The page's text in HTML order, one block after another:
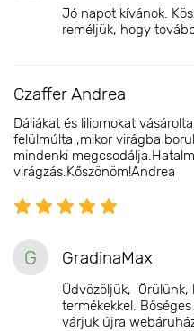
Jó napot kívánok.
reméljük, hogy
Czaffer Andrea
Dáliákat és liliomokat
felülmúlta ,mikor virágba
mindenki
virágzás.Kőszönöm!Andrea
G GradinaMax
Üdvözöljük,
termékekkel.
várjuk újra